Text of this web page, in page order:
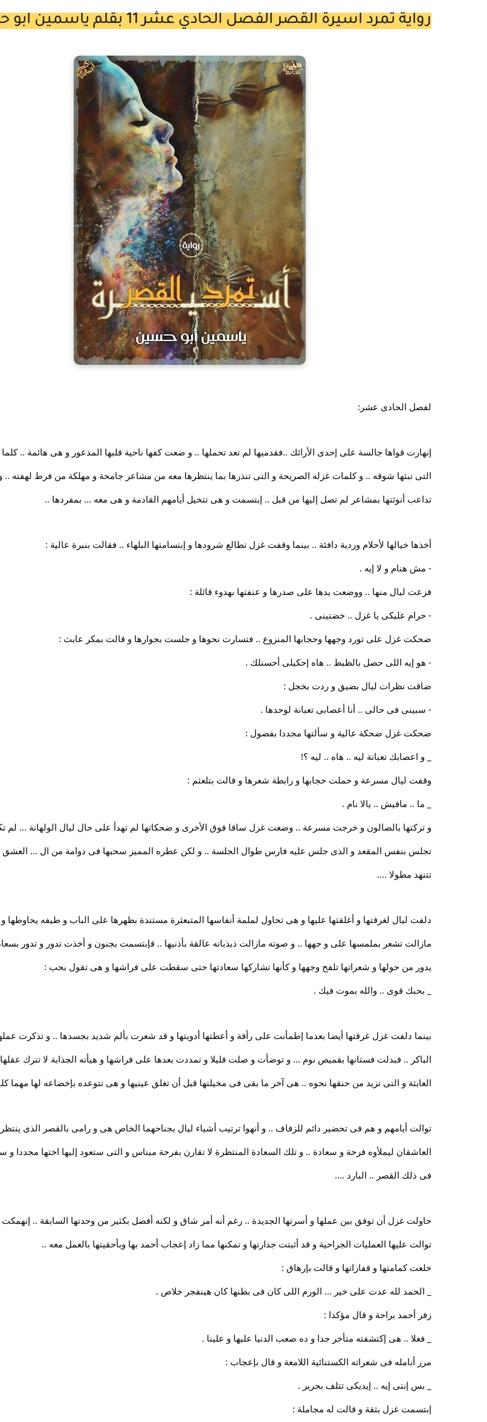
رواية تمرد اسيرة القصر الفصل الحادي عشر 11 بقلم ياسمين ابو حسين
لفصل الحادى عشر:
إنهارت قواها جالسة على إحدى الأرائك ..فقدميها لم تعد تحملها .. و ضعت كفها ناحية قلبها المذعور و هى هائمة ..
التى تبثها شوقه .. و كلمات غزله الصريحة و التى تنذرها بما ينتظرها معه من مشاعر جامحة و مهلكة من فرط لهفته ..
تداعب أنوثتها بمشاعر لم تصل إليها من قبل .. إبتسمت و هى تتخيل أيامهم القادمة و هى معه ... بمفردها ..
أخذها خيالها لأحلام وردية دافئة .. بينما وقفت غزل تطالع شرودها و إبتسامتها البلهاء .. فقالت بنبرة عالية :
- مش هنام و لا إيه .
فزعت ليال منها .. ووضعت يدها على صدرها و عنفتها بهدوء قائلة :
- حرام عليكى يا غزل .. خضتينى .
ضحكت غزل على تورد وجهها وحجابها المنزوع .. فتسارت نحوها و جلست بجوارها و قالت بمكر عابث :
- هو إيه اللى حصل بالظبط .. هاه إحكيلى أحسنلك .
ضاقت نظرات ليال بضيق و ردت بخجل :
- سبينى فى حالى .. أنا أعصابى تعبانة لوحدها .
ضحكت غزل ضحكة عالية و سألتها مجددا بفضول :
_ و اعصابك تعبانة ليه .. هاه .. ليه ؟!
وقفت ليال مسرعة و حملت حجابها و رابطة شعرها و قالت بتلعثم :
_ ما .. مافيش .. يالا نام .
و تركتها بالصالون و خرجت مسرعة .. وضعت غزل ساقا فوق الأخرى و ضحكاتها لم تهدأ على حال ليال الولهانة ... لم
تجلس بنفس المقعد و الذى جلس عليه فارس طوال الجلسة .. و لكن عطره المميز سحبها فى دوامة من ال ... العشق
تتنهد مطولا ....
دلفت ليال لغرفتها و أغلقتها عليها و هى تحاول لملمة أنفاسها المتبعثرة مستندة بظهرها على الباب و طيفه يحاوطها
مازالت تشعر بملمسها على و جهها .. و صوته مازالت ذبذباته عالقة بأذنيها .. فإبتسمت بجنون و أخذت تدور و تدور
يدور من حولها و شعراتها تلفح وجهها و كأنها تشاركها سعادتها حتى سقطت على فراشها و هى تقول بحب :
_ بحبك قوى .. والله بموت فيك .
بينما دلفت غزل غرفتها أيضا بعدما إطمأنت على رأفة و أعطتها أدويتها و قد شعرت بألم شديد بجسدها .. و تذكرت
الباكر .. فبدلت فستانها بقميص نوم ... و توضأت و صلت قليلا و تمددت بعدها على فراشها و هيأته الجذابة لا تترك
العابثة و التى تزيد من حنقها نحوه .. هى آخر ما بقى فى مخيلتها قبل أن تغلق عينيها و هى تتوعده بإخضاعه لها مهما
توالت أيامهم و هم فى تحضير دائم للزفاف .. و أنهوا ترتيب أشياء ليال بجناحهما الخاص هى و رامى بالقصر الذى ينتظر
العاشقان ليملأوه فرحة و سعادة .. و تلك السعادة المنتظرة لا تقارن بفرحة ميناس و التى ستعود إليها اختها مجددا و
فى ذلك القصر .. البارد ....
حاولت غزل أن توفق بين عملها و أسرتها الجديدة .. رغم أنه أمر شاق و لكنه أفضل بكثير من وحدتها السابقة .. إنهمكت
توالت عليها العمليات الجراحية و قد أثبتت جدارتها و تمكنها مما زاد إعجاب أحمد بها وبأحقيتها بالعمل معه ..
خلعت كمامتها و قفازاتها و قالت بإرهاق :
_ الحمد لله عدت على خير ... الورم اللى كان فى بطنها كان هينفجر خلاص .
زفر أحمد براحة و قال مؤكدا :
_ فعلا .. هى إكتشفته متأخر جدا و ده صعب الدنيا عليها و علينا .
مرر أنامله فى شعراته الكستنائية اللامعة و قال بإعجاب :
_ بس إنتى إيه .. إيديكى تتلف بحرير .
إبتسمت غزل بثقة و قالت له مجاملة :